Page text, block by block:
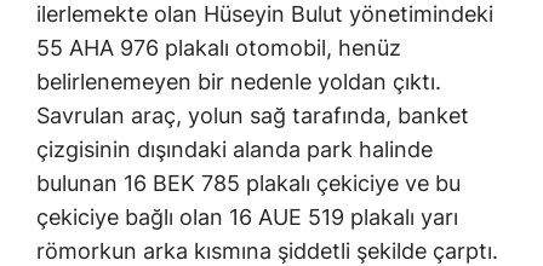
ilerlemekte olan Hüseyin Bulut yönetimindeki
55 AHA 976 plakalı otomobil, henüz
belirlenemeyen bir nedenle yoldan çıktı.
Savrulan araç, yolun sağ tarafında, banket
çizgisinin dışındaki alanda park halinde
bulunan 16 BEK 785 plakalı çekiciye ve bu
çekiciye bağlı olan 16 AUE 519 plakalı yarı
römorkun arka kısmına şiddetli şekilde çarptı.